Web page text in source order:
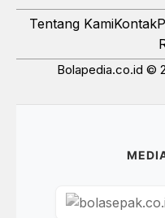
Tentang KamiKontak
Bolapedia.co.id ©